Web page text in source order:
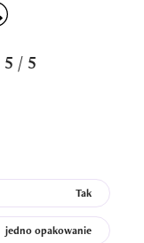
5 / 5
Tak
jedno opakowanie